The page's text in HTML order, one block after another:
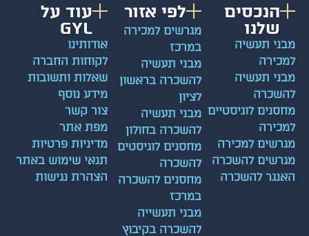
הנכסים
שלנו
מבני תעשיה
למכירה
מבני תעשיה
להשכרה
מחסנים לוגיסטיים
למכירה
מגרשים למכירה
מגרשים להשכרה
האנגר להשכרה
לפי אזור
מגרשים למכירה
במרכז
מבני תעשיה
להשכרה בראשון
לציון
מבני תעשיה
להשכרה בחולון
מחסנים לוגיסטים
להשכרה
מחסנים להשכרה
במרכז
מבני תעשייה
להשכרה בקיבוץ
עוד על
GYL
אודותינו
לקוחות החברה
שאלות ותשובות
מידע נוסף
צור קשר
מפת אתר
מדיניות פרטיות
תנאי שימוש באתר
הצהרת נגישות